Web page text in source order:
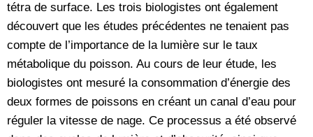
tétra de surface. Les trois biologistes ont également
découvert que les études précédentes ne tenaient pas
compte de l’importance de la lumière sur le taux
métabolique du poisson. Au cours de leur étude, les
biologistes ont mesuré la consommation d’énergie des
deux formes de poissons en créant un canal d’eau pour
réguler la vitesse de nage. Ce processus a été observé